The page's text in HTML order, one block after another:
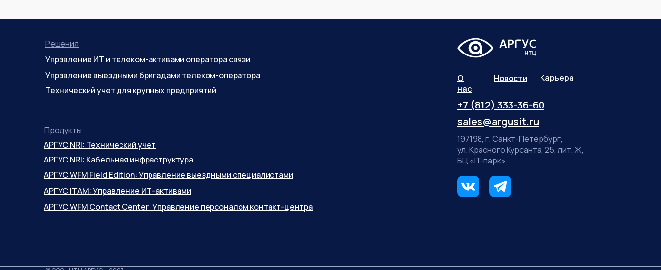
Решения
Продукты
Управление ИТ и телеком-активами оператора связи
О
нас
+7 (812) 333-36-60
sales@argusit.ru
Новости Карьера
197198, г. Санкт-Петербург,
ул. Красного Курсанта, 25, лит. Ж,
БЦ «IT-парк»
АРГУС WFM Field Edition: Управление выездными специалистами
Управление выездными бригадами телеком-оператора
АРГУС NRI: Технический учет
АРГУС WFM Contact Center: Управление персоналом контакт-центра
Технический учет для крупных предприятий
АРГУС NRI: Кабельная инфраструктура
АРГУС ITAM: Управление ИТ-активами